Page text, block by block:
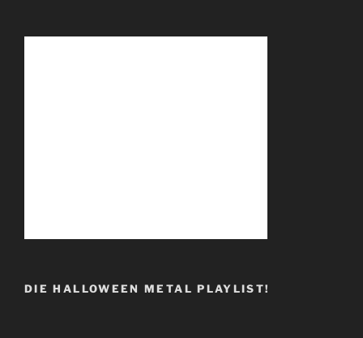
DIE HALLOWEEN METAL PLAYLIST!